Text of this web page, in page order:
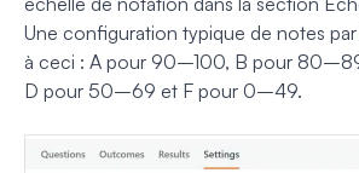
Une configuration typique de notes
à ceci : A pour 90–100, B pour
D pour 50–69 et F pour 0–49.